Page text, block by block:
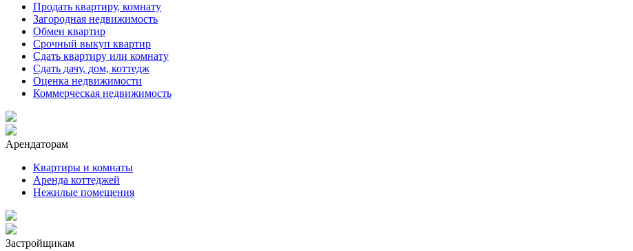
Продать квартиру, комнату
Загородная недвижимость
Обмен квартир
Срочный выкуп квартир
Сдать квартиру или комнату
Сдать дачу, дом, коттедж
Оценка недвижимости
Коммерческая недвижимость
Арендаторам
Квартиры и комнаты
Аренда коттеджей
Нежилые помещения
Застройщикам